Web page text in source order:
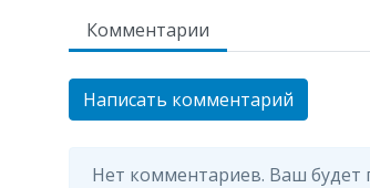
Комментарии
Написать комментарий
Нет комментариев. Ваш будет